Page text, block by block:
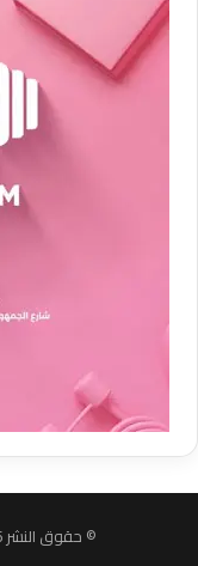
© حقوق النشر 2026، جميع الحقوق محفوظة |